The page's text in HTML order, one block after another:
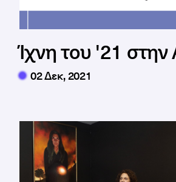
Ίχνη του '21
02 Δεκ, 2021